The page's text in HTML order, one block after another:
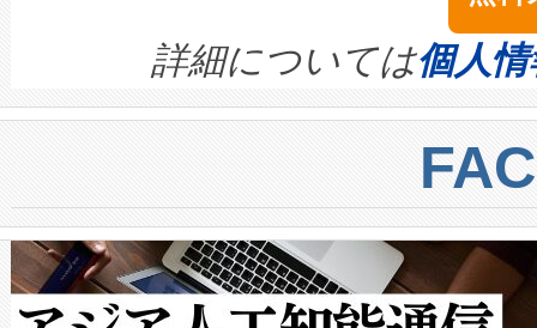
きます。この効率性は、フェ
ます。 Voltaiq provides a
quality and reliability for AI
BESS stack to ensure battery
centers. Voltaiqは、ai&のAI
からシステム統合、試運転、
クルの各段階のデータを監視
[…]
す。ノーマルモードでは、
ートル先まで検出でき、これ
トに対して約600メートルに
では、反射率10％のターゲッ
で向上し、最大検知距離は
ットだけで最大1キロメート
詳細については個人